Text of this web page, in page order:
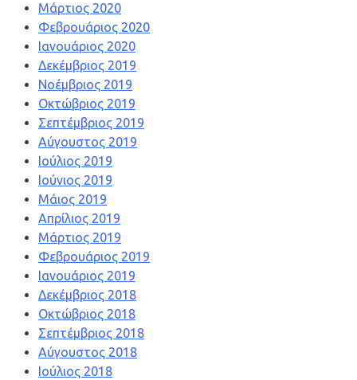
Μάρτιος 2020
Φεβρουάριος 2020
Ιανουάριος 2020
Δεκέμβριος 2019
Νοέμβριος 2019
Οκτώβριος 2019
Σεπτέμβριος 2019
Αύγουστος 2019
Ιούλιος 2019
Ιούνιος 2019
Μάιος 2019
Απρίλιος 2019
Μάρτιος 2019
Φεβρουάριος 2019
Ιανουάριος 2019
Δεκέμβριος 2018
Οκτώβριος 2018
Σεπτέμβριος 2018
Αύγουστος 2018
Ιούλιος 2018